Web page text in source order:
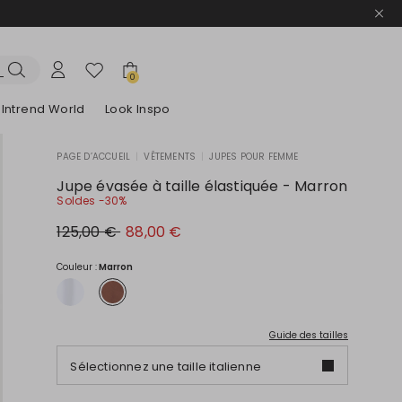
0
Intrend World Look Inspo
Découvrez nos RobesDécouvrez nos Sandales
PAGE D’ACCUEIL VÊTEMENTS JUPES POUR FEMME
Jupe évasée à taille élastiquée - Marron
Soldes -30%
Prix
original
€
125,00 € Nouveau
prix
€
88,00 €
Couleur :Marron
Guide des tailles
Sélectionnez une taille italienne